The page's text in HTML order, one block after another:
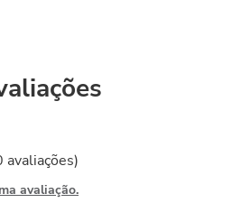
avaliações)
avaliação.